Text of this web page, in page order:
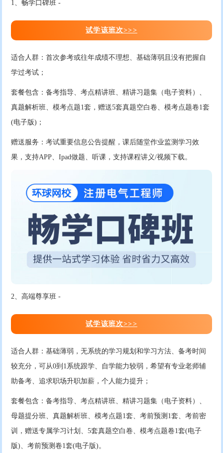
1、畅学口碑班 -
试学该班次>>>
适合人群：首次参考或往年成绩不理想、基础薄弱且没有把握自
学过考试；
套餐包含：备考指导、考点精讲班、精讲习题集（电子资料）、
真题解析班、模考点题1套，赠送5套真题空白卷、模考点题卷1套
(电子版)；
赠送服务：考试重要信息公告提醒，课后随堂作业监测学习效
果，支持APP、Ipad做题、听课，支持课程讲义/视频下载。
2、高端尊享班 -
试学该班次>>>
适合人群：基础薄弱，无系统的学习规划和学习方法、备考时间
较充分，可从0到1系统跟学、自学能力较弱，希望有专业老师辅
助备考、追求职场升职加薪，个人能力提升；
套餐包含：备考指导、考点精讲班、精讲习题集（电子资料）、
母题提分班、真题解析班、模考点题1套、考前预测1套、考前密
训，赠送专属学习计划、5套真题空白卷、模考点题卷1套(电子
版)、考前预测卷1套(电子版)。